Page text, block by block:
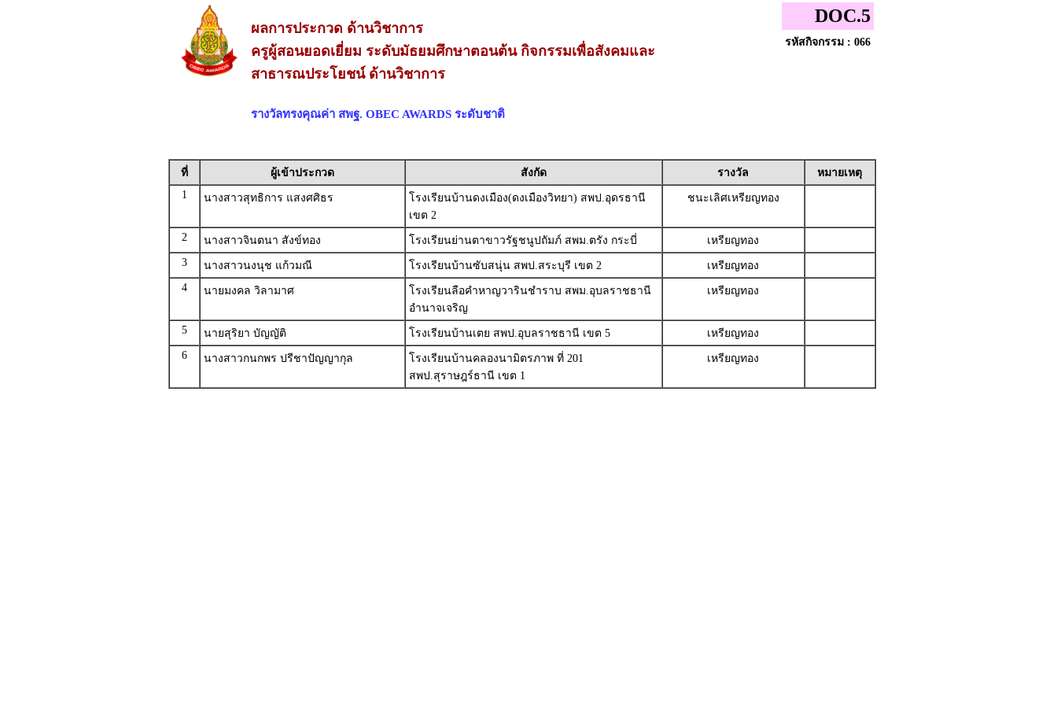
ผลการประกวด ด้านวิชาการ
ครูผู้สอนยอดเยี่ยม ระดับมัธยมศึกษาตอนต้น กิจกรรมเพื่อสังคมและ
สาธารณประโยชน์ ด้านวิชาการ
รางวัลทรงคุณค่า สพฐ. OBEC AWARDS ระดับชาติ
DOC.5
รหัสกิจกรรม : 066
ที่ ผู้เข้าประกวด สังกัด รางวัล
หมายเหตุ
1
นางสาวสุทธิการ แสงศศิธร
โรงเรียนบ้านดงเมือง(ดงเมืองวิทยา) สพป.อุดรธานี
เขต 2
ชนะเลิศเหรียญทอง
2 นางสาวจินตนา สังข์ทอง โรงเรียนย่านตาขาวรัฐชนูปถัมภ์ สพม.ตรัง กระบี่
เหรียญทอง
3
นางสาวนงนุช แก้วมณี โรงเรียนบ้านซับสนุ่น สพป.สระบุรี เขต 2
เหรียญทอง
4
นายมงคล วิลามาศ
โรงเรียนลือคำหาญวารินชำราบ สพม.อุบลราชธานี
อำนาจเจริญ
เหรียญทอง
5 นายสุริยา บัญญัติ โรงเรียนบ้านเตย สพป.อุบลราชธานี เขต 5
เหรียญทอง
6
นางสาวกนกพร ปรีชาปัญญากุล
โรงเรียนบ้านคลองนามิตรภาพ ที่ 201
สพป.สุราษฎร์ธานี เขต 1
เหรียญทอง